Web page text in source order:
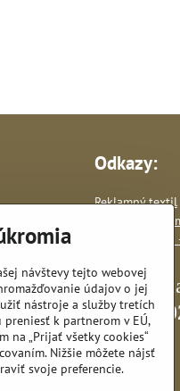
Odkazy:
Reklamný textil
Reklamné
Vlastná
návštevy tejto webovej
údajov o jej
nástroje a služby tretích
preniesť k partnerom v EÚ,
na „Prijať všetky cookies“
Nižšie môžete nájsť
svoje preferencie.